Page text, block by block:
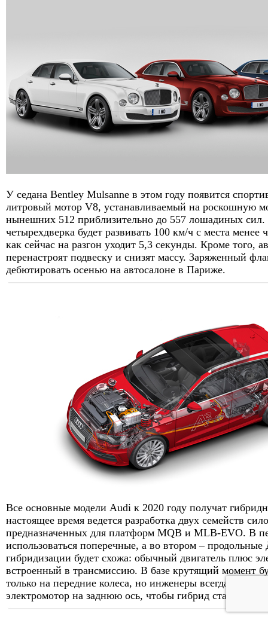
У седана Bentley Mulsanne в этом году появится
литровый мотор V8, устанавливаемый на роскошную
нынешних 512 приблизительно до 557 лошадиных сил.
четырехдверка будет развивать 100 км/ч с места менее
как сейчас на разгон уходит 5,3 секунды. Кроме того,
перенастроят подвеску и снизят массу. Заряженный
дебютировать осенью на автосалоне в Париже.
Все основные модели Audi к 2020 году получат
настоящее время ведется разработка двух семейств
предназначенных для платформ MQB и MLB-EVO. В
использоваться поперечные, а во втором –
гибридизации будет схожа: обычный двигатель плюс
встроенный в трансмиссию. В базе крутящий момент
только на передние колеса, но инженеры всегда
электромотор на заднюю ось, чтобы гибрид стал